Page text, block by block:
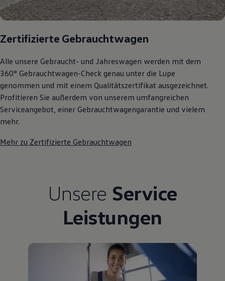
Zertifizierte Gebrauchtwagen
Alle unsere Gebraucht- und Jahreswagen werden mit dem
360° Gebrauchtwagen-Check genau unter die Lupe
genommen und mit einem Qualitätszertifikat ausgezeichnet.
Profitieren Sie außerdem von unserem umfangreichen
Serviceangebot, einer Gebrauchtwagengarantie und vielem
mehr.
Mehr zu Zertifizierte Gebrauchtwagen
Unsere Service
Leistungen